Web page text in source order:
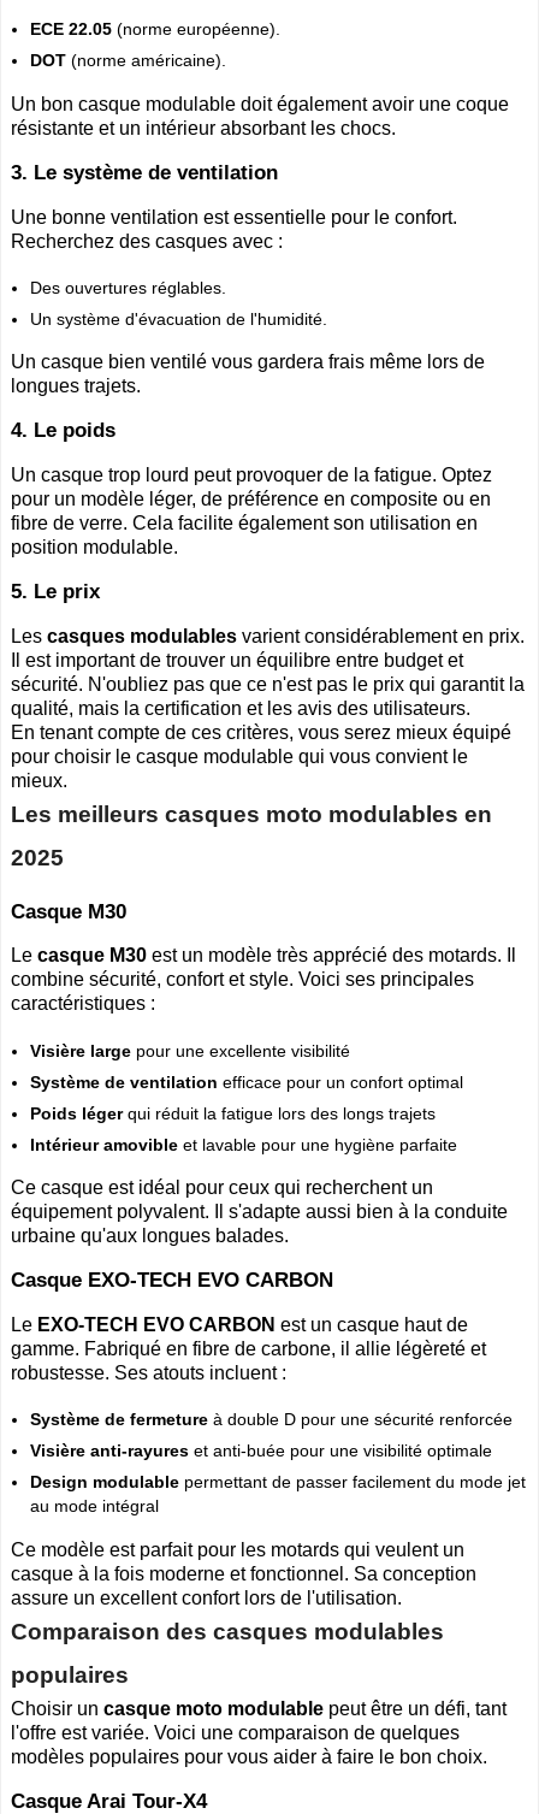
ECE 22.05 (norme européenne).
DOT (norme américaine).
Un bon casque modulable doit également avoir une coque
résistante et un intérieur absorbant les chocs.
3. Le système de ventilation
Une bonne ventilation est essentielle pour le confort.
Recherchez des casques avec :
Des ouvertures réglables.
Un système d'évacuation de l'humidité.
Un casque bien ventilé vous gardera frais même lors de
longues trajets.
4. Le poids
Un casque trop lourd peut provoquer de la fatigue. Optez
pour un modèle léger, de préférence en composite ou en
fibre de verre. Cela facilite également son utilisation en
position modulable.
5. Le prix
Lescasques modulables varient considérablement en prix.
Il est important de trouver un équilibre entre budget et
sécurité. N'oubliez pas que ce n'est pas le prix qui garantit la
qualité, mais la certification et les avis des utilisateurs.
En tenant compte de ces critères, vous serez mieux équipé
pour choisir le casque modulable qui vous convient le
mieux.
Les meilleurs casques moto modulables en
2025
Casque M30
Lecasque M30 est un modèle très apprécié des motards. Il
combine sécurité, confort et style. Voici ses principales
caractéristiques :
Visière large pour une excellente visibilité
Système de ventilation efficace pour un confort optimal
Poids légerqui réduit la fatigue lors des longs trajets
Intérieur amovible et lavable pour une hygiène parfaite
Ce casque est idéal pour ceux qui recherchent un
équipement polyvalent. Il s'adapte aussi bien à la conduite
urbaine qu'aux longues balades.
Casque EXO-TECH EVO CARBON
Le EXO-TECH EVO CARBON est un casque haut de
gamme. Fabriqué en fibre de carbone, il allie légèreté et
robustesse. Ses atouts incluent :
Système de fermeture à double D pour une sécurité renforcée
Visière anti-rayures et anti-buée pour une visibilité optimale
Design modulable permettant de passer facilement du mode jet
au mode intégral
Ce modèle est parfait pour les motards qui veulent un
casque à la fois moderne et fonctionnel. Sa conception
assure un excellent confort lors de l'utilisation.
Comparaison des casques modulables
populaires
Choisir uncasque moto modulable peut être un défi, tant
l'offre est variée. Voici une comparaison de quelques
modèles populaires pour vous aider à faire le bon choix.
Casque Arai Tour-X4